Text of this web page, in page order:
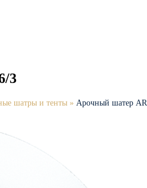
3
шатры и тенты » Арочный шатер